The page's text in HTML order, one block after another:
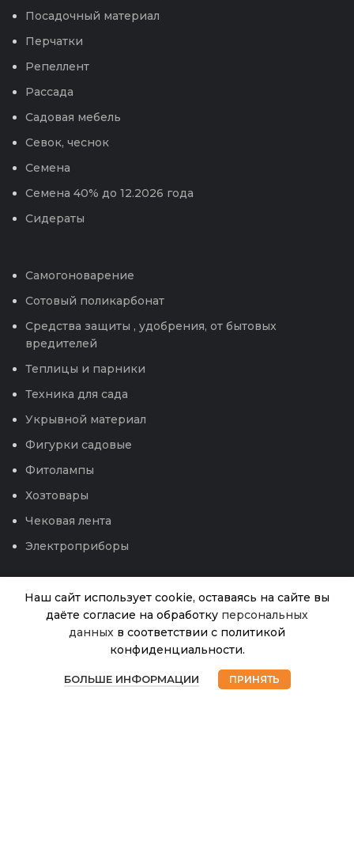
Посадочный материал
Перчатки
Репеллент
Рассада
Садовая мебель
Севок, чеснок
Семена
Семена 40% до 12.2026 года
Сидераты
Самогоноварение
Сотовый поликарбонат
Средства защиты , удобрения, от бытовых
вредителей
Теплицы и парники
Техника для сада
Укрывной материал
Фигурки садовые
Фитолампы
Хозтовары
Чековая лента
Электроприборы
Наш сайт использует cookie, оставаясь на сайте вы
даёте согласие на обработку персональных
данных в соответствии с политикой
конфиденциальности.
БОЛЬШЕ ИНФОРМАЦИИ ПРИНЯТЬ
Щепа
«Домашний
Сундук»
САЛА с
65.00 ₽
наличии
Магазин Избранное Корзина Мой аккаунт